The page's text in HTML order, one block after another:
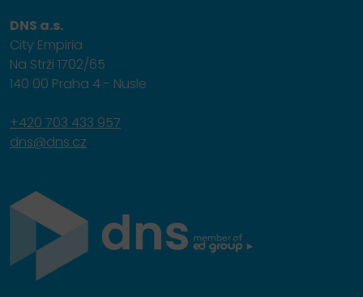
DNS a.s.
City Empiria
Na Strži 1702/65
140 00 Praha 4 - Nusle
+420 703 433 957
dns@dns.cz